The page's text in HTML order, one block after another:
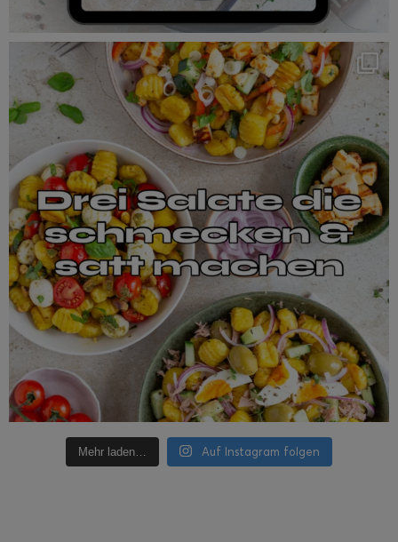
Mehr laden… Auf Instagram folgen